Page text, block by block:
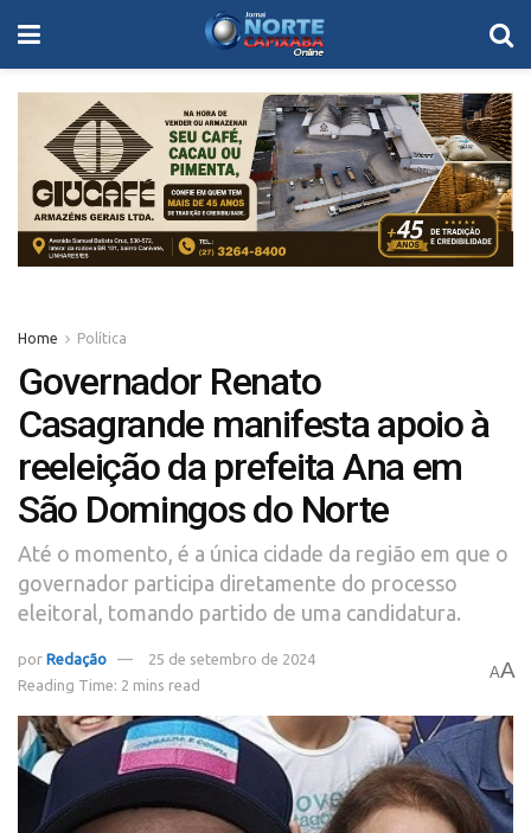
Home Política
Governador Renato
Casagrande manifesta apoio à
reeleição da prefeita Ana em
São Domingos do Norte
Até o momento, é a única cidade da região em que o
governador participa diretamente do processo
eleitoral, tomando partido de uma candidatura.
por Redação
25 de setembro de 2024
Reading Time: 2 mins read
AA